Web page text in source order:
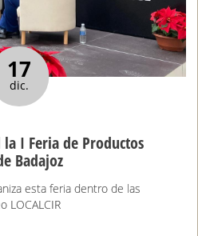
17
dic.
I Feria de Productos
Badajoz
esta feria dentro de las
LOCALCIR